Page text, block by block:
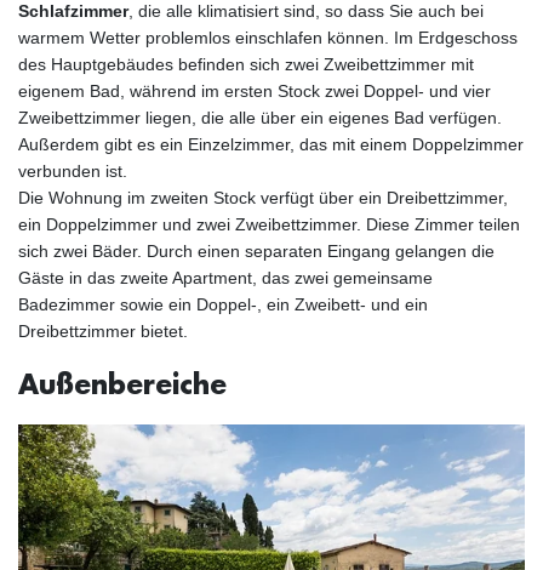
Schlafzimmer, die alle klimatisiert sind, so dass Sie auch bei
warmem Wetter problemlos einschlafen können. Im Erdgeschoss
des Hauptgebäudes befinden sich zwei Zweibettzimmer mit
eigenem Bad, während im ersten Stock zwei Doppel- und vier
Zweibettzimmer liegen, die alle über ein eigenes Bad verfügen.
Außerdem gibt es ein Einzelzimmer, das mit einem Doppelzimmer
verbunden ist.
Die Wohnung im zweiten Stock verfügt über ein Dreibettzimmer,
ein Doppelzimmer und zwei Zweibettzimmer. Diese Zimmer teilen
sich zwei Bäder. Durch einen separaten Eingang gelangen die
Gäste in das zweite Apartment, das zwei gemeinsame
Badezimmer sowie ein Doppel-, ein Zweibett- und ein
Dreibettzimmer bietet.
Außenbereiche